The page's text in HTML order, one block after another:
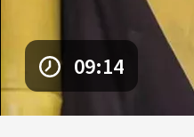
09:14